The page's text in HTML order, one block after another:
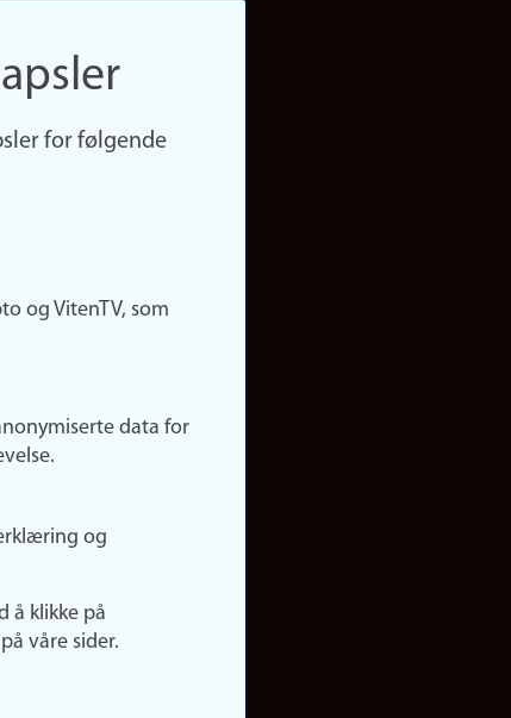
for følgende
og VitenTV, som
data for
og
å klikke på
våre sider.